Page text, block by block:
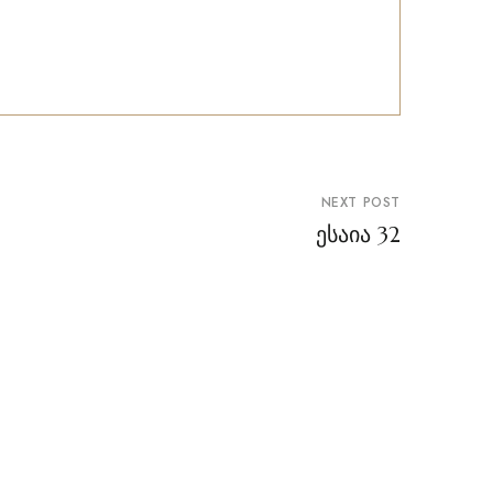
NEXT POST
ესაია 32